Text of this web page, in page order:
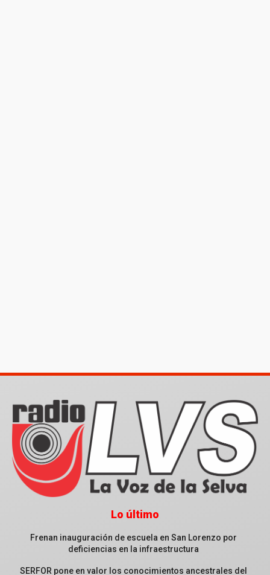
Lo último
Frenan inauguración de escuela en San Lorenzo por
deficiencias en la infraestructura
SERFOR pone en valor los conocimientos ancestrales del